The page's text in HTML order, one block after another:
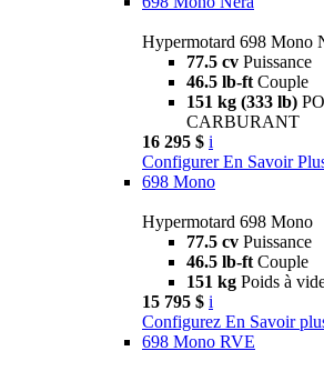
Hypermotard 698 Mono
77.5 cv Puissance
46.5 lb-ft Couple
151 kg (333 lb)
CARBURANT
16 295 $ i
Configurer En Savoir
698 Mono
Hypermotard 698 Mono
77.5 cv Puissance
46.5 lb-ft Couple
151 kg Poids à
15 795 $ i
Configurez En Savoir
698 Mono RVE